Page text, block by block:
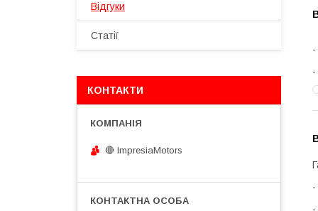
Відгуки
Статії
КОНТАКТИ
🔴 ImpresiaMotors